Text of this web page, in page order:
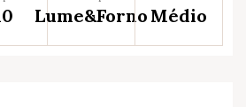
Lume&Forno Médio